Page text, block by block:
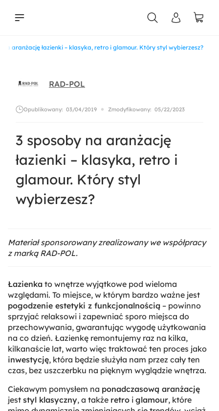
na aranżację łazienki – klasyka, retro i glamour. Który styl wybierzesz?
RAD-POL
Opublikowany: 03/04/2019 Zmodyfikowany: 05/22/2023
3 sposoby na aranżację
łazienki – klasyka, retro i
glamour. Który styl
wybierzesz?
Materiał sponsorowany zrealizowany we współpracy
z marką RAD-POL.
Łazienka to wnętrze wyjątkowe pod wieloma
względami. To miejsce, w którym bardzo ważne jest
pogodzenie estetyki z funkcjonalnością – powinno
sprzyjać relaksowi i zapewniać sporo miejsca do
przechowywania, gwarantując wygodę użytkowania
na co dzień. Łazienkę remontujemy raz na kilka,
kilkanaście lat, warto więc traktować ten proces jako
inwestycję, która będzie służyła nam przez cały ten
czas, bez uszczerbku na pięknym wyglądzie wnętrza.
Ciekawym pomysłem na ponadczasową aranżację
jest styl klasyczny, a także retro i glamour, które